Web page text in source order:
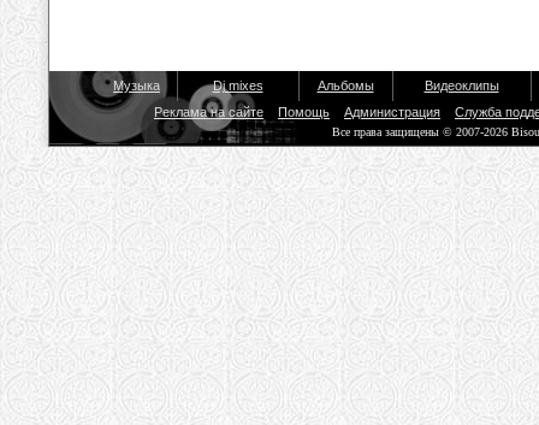
Музыка Dj mixes Альбомы
Видеоклипы
Реклама на сайте
Помощь Администрация Служба
Все права защищены © 2007-2026